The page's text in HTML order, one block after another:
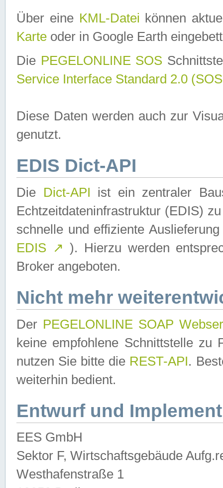
Über eine KML-Datei können
Karte oder in Google Earth
Die PEGELONLINE SOS
Service Interface Standard 2.0
Diese Daten werden auch zur
genutzt.
EDIS Dict-API
Die Dict-API ist ein zentraler
Echtzeitdateninfrastruktur (EDIS)
schnelle und effiziente
EDIS ↗ ). Hierzu werden
Broker angeboten.
Nicht mehr
Der PEGELONLINE SOAP
keine empfohlene Schnittstelle zu
nutzen Sie bitte die REST-API.
weiterhin bedient.
Entwurf und
EES GmbH
Sektor F, Wirtschaftsgebäude
Westhafenstraße 1